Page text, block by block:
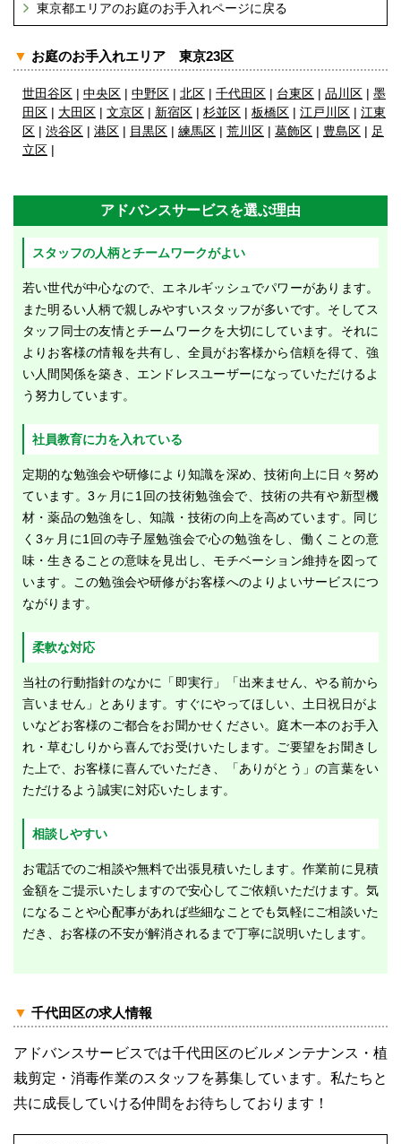
東京都エリアのお庭のお手入れページに戻る
▼ お庭のお手入れエリア 東京23区
世田谷区 | 中央区 | 中野区 | 北区 | 千代田区 | 台東区 | 品川区 | 墨
田区 | 大田区 | 文京区 | 新宿区 | 杉並区 | 板橋区 | 江戸川区 | 江東
区 | 渋谷区 | 港区 | 目黒区 | 練馬区 | 荒川区 | 葛飾区 | 豊島区 | 足
立区 |
アドバンスサービスを選ぶ理由
スタッフの人柄とチームワークがよい
若い世代が中心なので、エネルギッシュでパワーがあります。
また明るい人柄で親しみやすいスタッフが多いです。そしてス
タッフ同士の友情とチームワークを大切にしています。それに
よりお客様の情報を共有し、全員がお客様から信頼を得て、強
い人間関係を築き、エンドレスユーザーになっていただけるよ
う努力しています。
社員教育に力を入れている
定期的な勉強会や研修により知識を深め、技術向上に日々努め
ています。3ヶ月に1回の技術勉強会で、技術の共有や新型機
材・薬品の勉強をし、知識・技術の向上を高めています。同じ
く3ヶ月に1回の寺子屋勉強会で心の勉強をし、働くことの意
味・生きることの意味を見出し、モチベーション維持を図って
います。この勉強会や研修がお客様へのよりよいサービスにつ
ながります。
柔軟な対応
当社の行動指針のなかに「即実行」「出来ません、やる前から
言いません」とあります。すぐにやってほしい、土日祝日がよ
いなどお客様のご都合をお聞かせください。庭木一本のお手入
れ・草むしりから喜んでお受けいたします。ご要望をお聞きし
た上で、お客様に喜んでいただき、「ありがとう」の言葉をい
ただけるよう誠実に対応いたします。
相談しやすい
お電話でのご相談や無料で出張見積いたします。作業前に見積
金額をご提示いたしますので安心してご依頼いただけます。気
になることや心配事があれば些細なことでも気軽にご相談いた
だき、お客様の不安が解消されるまで丁寧に説明いたします。
▼ 千代田区の求人情報
アドバンスサービスでは千代田区のビルメンテナンス・植
栽剪定・消毒作業のスタッフを募集しています。私たちと
共に成長していける仲間をお待ちしております！